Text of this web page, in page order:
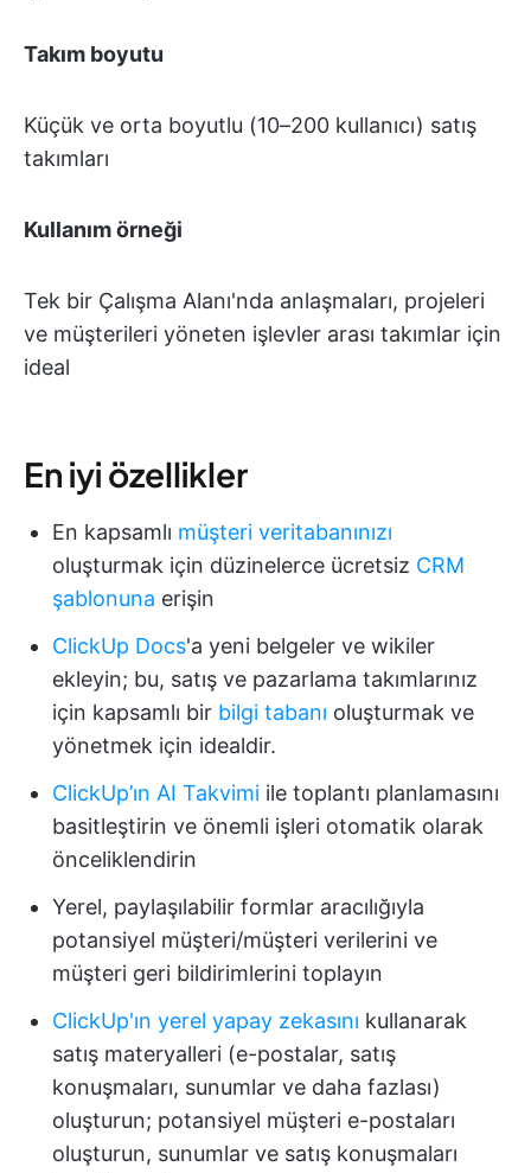
Takım boyutu
Küçük ve orta boyutlu (10–200 kullanıcı) satış
takımları
Kullanım örneği
Tek bir Çalışma Alanı'nda anlaşmaları, projeleri
ve müşterileri yöneten işlevler arası takımlar için
ideal
En iyi özellikler
En kapsamlı müşteri veritabanınızı
oluşturmak için düzinelerce ücretsiz CRM
şablonuna erişin
ClickUp Docs'a yeni belgeler ve wikiler
ekleyin; bu, satış ve pazarlama takımlarınız
için kapsamlı bir bilgi tabanı oluşturmak ve
yönetmek için idealdir.
ClickUp’ın AI Takvimi ile toplantı planlamasını
basitleştirin ve önemli işleri otomatik olarak
önceliklendirin
Yerel, paylaşılabilir formlar aracılığıyla
potansiyel müşteri/müşteri verilerini ve
müşteri geri bildirimlerini toplayın
ClickUp'ın yerel yapay zekasını kullanarak
satış materyalleri (e-postalar, satış
konuşmaları, sunumlar ve daha fazlası)
oluşturun; potansiyel müşteri e-postaları
oluşturun, sunumlar ve satış konuşmaları